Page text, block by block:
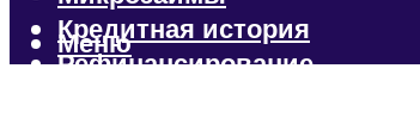
Кредитная история
Рефинансирование
Меню